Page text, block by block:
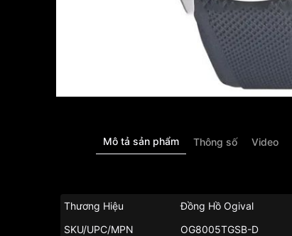
Mô tả sản phẩm Thông số Video
Thương Hiệu
Đồng Hồ Ogival
SKU/UPC/MPN
OG8005TGSB-D